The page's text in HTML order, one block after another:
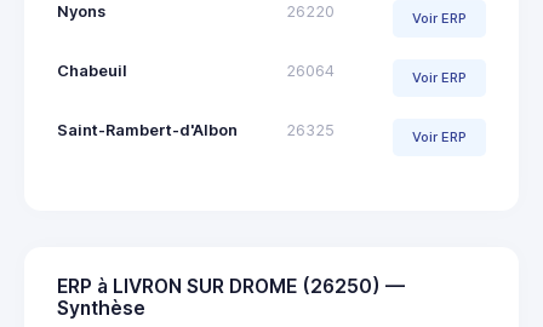
Nyons 26220 Voir ERP
Chabeuil 26064 Voir ERP
Saint-Rambert-d'Albon 26325 Voir ERP
ERP à LIVRON SUR DROME (26250) —
Synthèse